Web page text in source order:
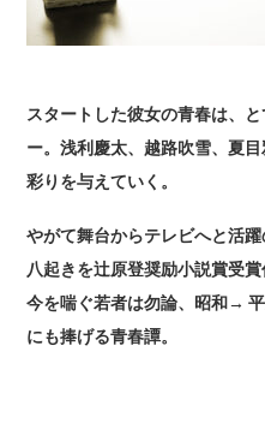
スタートした彼女の青春は、
ー。浅利慶太、越路吹雪、夏
彩りを与えていく。
やがて舞台からテレビへと活
八起きを辻原登奨励小説賞受
今を喘ぐ若者は勿論、昭和→
にも捧げる青春譚。